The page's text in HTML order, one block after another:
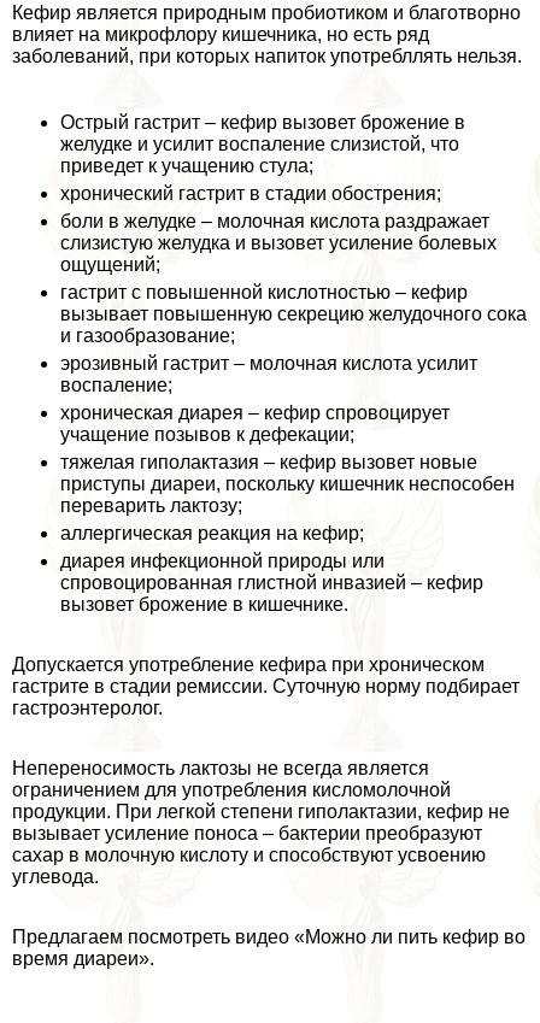
Кефир является природным пробиотиком и благотворно
влияет на микрофлору кишечника, но есть ряд
заболеваний, при которых напиток употрeбллять нельзя.
Острый гастрит – кефир вызовет брожение в
желудке и усилит воспаление слизистой, что
приведет к учащению стула;
хронический гастрит в стадии обострения;
боли в желудке – молочная кислота раздражает
слизистую желудка и вызовет усиление болевых
ощущений;
гастрит с повышенной кислотностью – кефир
вызывает повышенную секрецию желудочного сока
и газообразование;
эрозивный гастрит – молочная кислота усилит
воспаление;
хроническая диарея – кефир спровоцирует
учащение позывов к дефекации;
тяжелая гиполактазия – кефир вызовет новые
приступы диареи, поскольку кишечник неспособен
переварить лактозу;
аллергическая реакция на кефир;
диарея инфекционной природы или
спровоцированная глистной инвазией – кефир
вызовет брожение в кишечнике.
Допускается употрeбление кефира при хроническом
гастрите в стадии ремиссии. Суточную норму подбирает
гастроэнтеролог.
Непереносимость лактозы не всегда является
ограничением для употрeбления кисломолочной
продукции. При легкой степени гиполактазии, кефир не
вызывает усиление поноса – бактерии преобразуют
сахар в молочную кислоту и способствуют усвоению
углевода.
Предлагаем посмотреть видео «Можно ли пить кефир во
время диареи».